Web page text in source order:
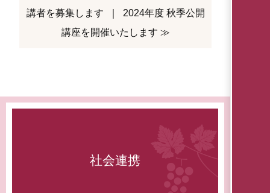
講者を募集します
2024年度 秋季公開
講座を開催いたします ≫
社会連携